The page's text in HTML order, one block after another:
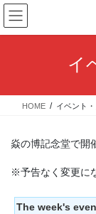
コ
ン
テ
ス
ナ
ビ
ゲ
ン
イ
HOME イベント
焱の博記念堂で開
※予告なく変更に
The week's